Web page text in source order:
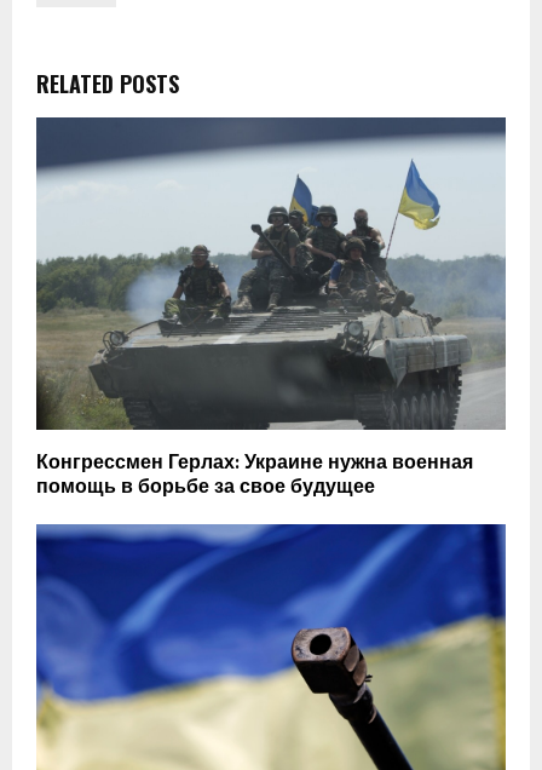
RELATED POSTS
Конгрессмен Герлах: Украине нужна военная
помощь в борьбе за свое будущее